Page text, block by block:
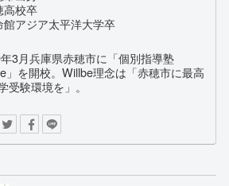
高校卒
館アジア太平洋大学卒
3月兵庫県赤穂市に「個別指導塾
」を開校。Willbe理念は「赤穂市に最高
受験環境を」。